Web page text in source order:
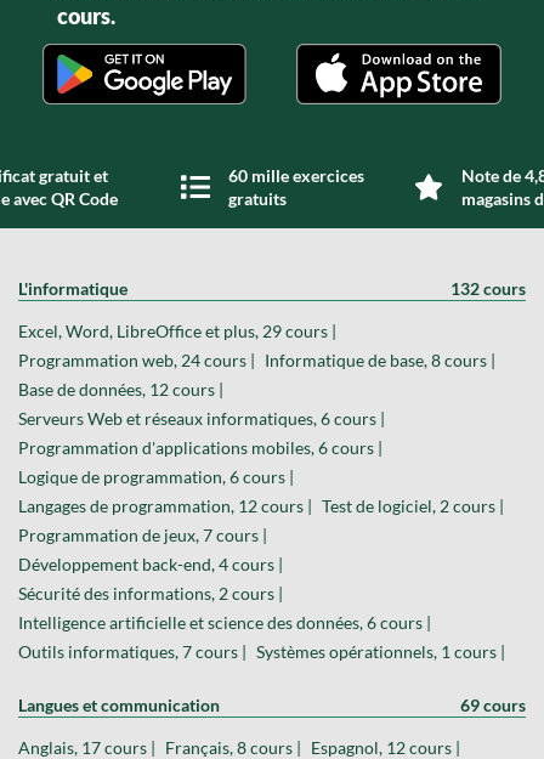
cours.
gratuit et
avec QR Code
60 mille exercices
gratuits
Note de
magasins
L'informatique 132 cours
Excel, Word, LibreOffice et plus, 29 cours |
Programmation web, 24 cours | Informatique de base, 8 cours |
Base de données, 12 cours |
Serveurs Web et réseaux informatiques, 6 cours |
Programmation d'applications mobiles, 6 cours |
Logique de programmation, 6 cours |
Langages de programmation, 12 cours | Test de logiciel, 2 cours |
Programmation de jeux, 7 cours |
Développement back-end, 4 cours |
Sécurité des informations, 2 cours |
Intelligence artificielle et science des données, 6 cours |
Outils informatiques, 7 cours | Systèmes opérationnels, 1 cours |
Langues et communication 69 cours
Anglais, 17 cours | Français, 8 cours | Espagnol, 12 cours |